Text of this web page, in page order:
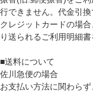
行できません。代金引
クレジットカードの場
り送られるご利用明細書
■送料について
佐川急便の場合
お支払い方法に関わら